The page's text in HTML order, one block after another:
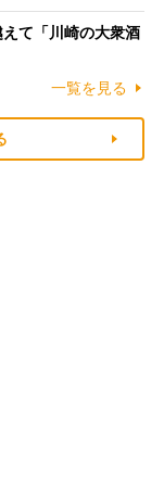
えて「川崎の大衆酒
一覧を見る